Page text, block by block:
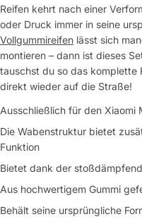
Reifen kehrt nach einer
oder Druck immer in seine
Vollgummireifen lässt sich
montieren – dann ist dieses
tauschst du so das komplette
direkt wieder auf die Straße!
Ausschließlich für den Xiaomi
Die Wabenstruktur bietet
Funktion
Bietet dank der
Aus hochwertigem Gummi
Behält seine ursprüngliche